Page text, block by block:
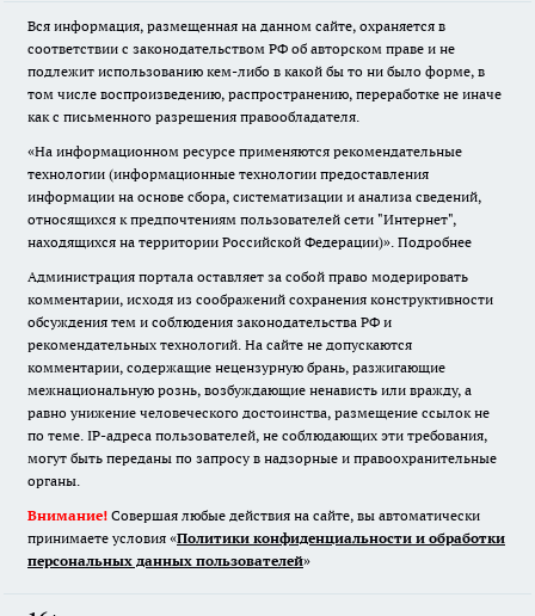
Вся информация, размещенная на данном сайте, охраняется в
соответствии с законодательством РФ об авторском праве и не
подлежит использованию кем-либо в какой бы то ни было форме, в
том числе воспроизведению, распространению, переработке не иначе
как с письменного разрешения правообладателя.
«На информационном ресурсе применяются рекомендательные
технологии (информационные технологии предоставления
информации на основе сбора, систематизации и анализа сведений,
относящихся к предпочтениям пользователей сети "Интернет",
находящихся на территории Российской Федерации)». Подробнее
Администрация портала оставляет за собой право модерировать
комментарии, исходя из соображений сохранения конструктивности
обсуждения тем и соблюдения законодательства РФ и
рекомендательных технологий. На сайте не допускаются
комментарии, содержащие нецензурную брань, разжигающие
межнациональную рознь, возбуждающие ненависть или вражду, а
равно унижение человеческого достоинства, размещение ссылок не
по теме. IP-адреса пользователей, не соблюдающих эти требования,
могут быть переданы по запросу в надзорные и правоохранительные
органы.
Внимание! Совершая любые действия на сайте, вы автоматически
принимаете условия «Политики конфиденциальности и обработки
персональных данных пользователей»